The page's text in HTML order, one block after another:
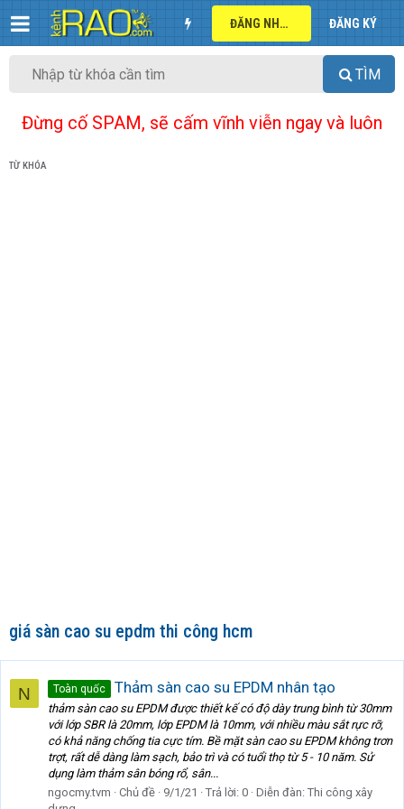
ĐĂNG NHẬP ĐĂNG KÝ
TÌM
Đừng cố SPAM, sẽ cấm vĩnh viễn ngay và luôn
TỪ KHÓA
giá sàn cao su epdm thi công hcm
N Toàn quốc Thảm sàn cao su EPDM nhân tạo
thảm sàn cao su EPDM được thiết kế có độ dày trung bình từ 30mm
với lớp SBR là 20mm, lớp EPDM là 10mm, với nhiều màu sắt rực rỡ,
có khả năng chống tia cực tím. Bề mặt sàn cao su EPDM không trơn
trợt, rất dễ dàng làm sạch, bảo trì và có tuổi thọ từ 5 - 10 năm. Sử
dụng làm thảm sân bóng rổ, sân...
ngocmy.tvm
Chủ đề 9/1/21 Trả lời: 0 Diễn đàn: Thi công xây